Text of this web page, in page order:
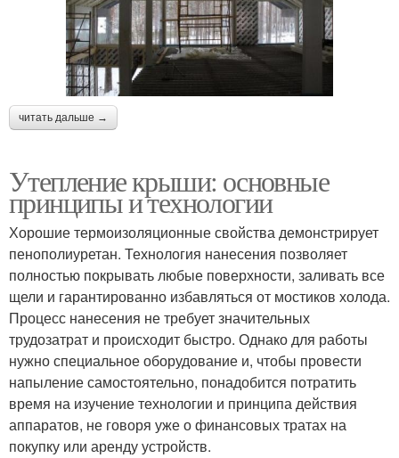
читать дальше →
Утепление крыши: основные
принципы и технологии
Хорошие термоизоляционные свойства демонстрирует
пенополиуретан. Технология нанесения позволяет
полностью покрывать любые поверхности, заливать все
щели и гарантированно избавляться от мостиков холода.
Процесс нанесения не требует значительных
трудозатрат и происходит быстро. Однако для работы
нужно специальное оборудование и, чтобы провести
напыление самостоятельно, понадобится потратить
время на изучение технологии и принципа действия
аппаратов, не говоря уже о финансовых тратах на
покупку или аренду устройств.